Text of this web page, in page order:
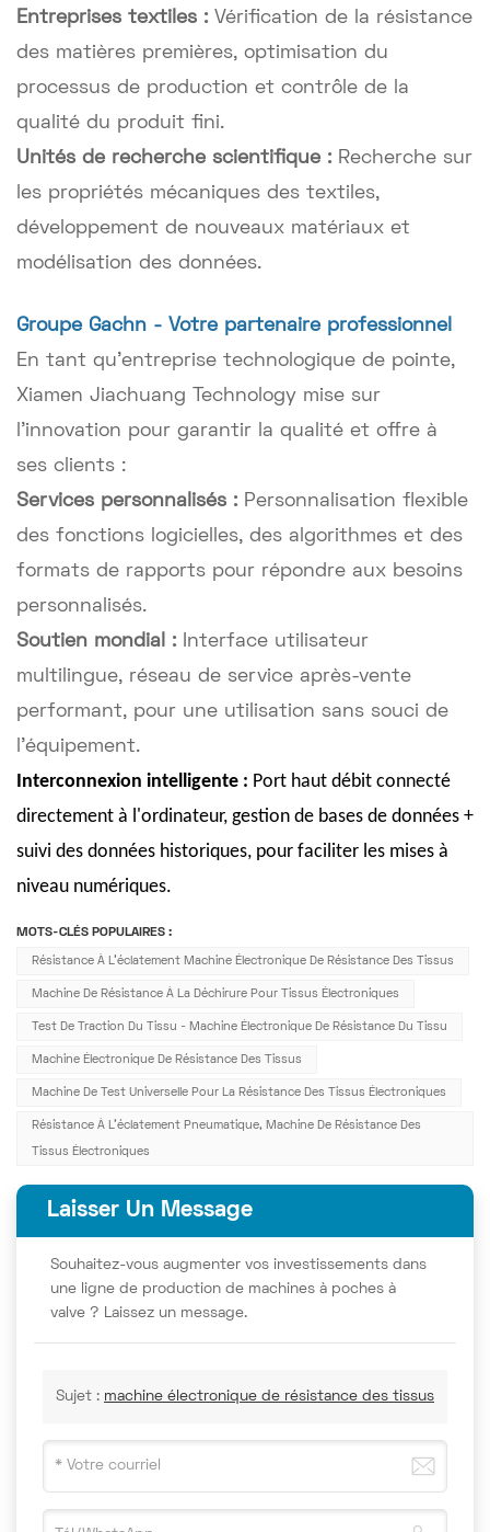
Entreprises textiles : Vérification de la résistance
des matières premières, optimisation du
processus de production et contrôle de la
qualité du produit fini.
Unités de recherche scientifique : Recherche sur
les propriétés mécaniques des textiles,
développement de nouveaux matériaux et
modélisation des données.
Groupe Gachn - Votre partenaire professionnel
En tant qu'entreprise technologique de pointe,
Xiamen Jiachuang Technology mise sur
l'innovation pour garantir la qualité et offre à
ses clients :
Services personnalisés : Personnalisation flexible
des fonctions logicielles, des algorithmes et des
formats de rapports pour répondre aux besoins
personnalisés.
Soutien mondial : Interface utilisateur
multilingue, réseau de service après-vente
performant, pour une utilisation sans souci de
l'équipement.
Interconnexion intelligente : Port haut débit connecté
directement à l'ordinateur, gestion de bases de données +
suivi des données historiques, pour faciliter les mises à
niveau numériques.
MOTS-CLÉS POPULAIRES :
Résistance À L'éclatement Machine Électronique De Résistance Des Tissus
Machine De Résistance À La Déchirure Pour Tissus Électroniques
Test De Traction Du Tissu - Machine Électronique De Résistance Du Tissu
Machine Électronique De Résistance Des Tissus
Machine De Test Universelle Pour La Résistance Des Tissus Électroniques
Résistance À L'éclatement Pneumatique, Machine De Résistance Des
Tissus Électroniques
Laisser Un Message
Souhaitez-vous augmenter vos investissements dans
une ligne de production de machines à poches à
valve ? Laissez un message.
Sujet : machine électronique de résistance des tissus